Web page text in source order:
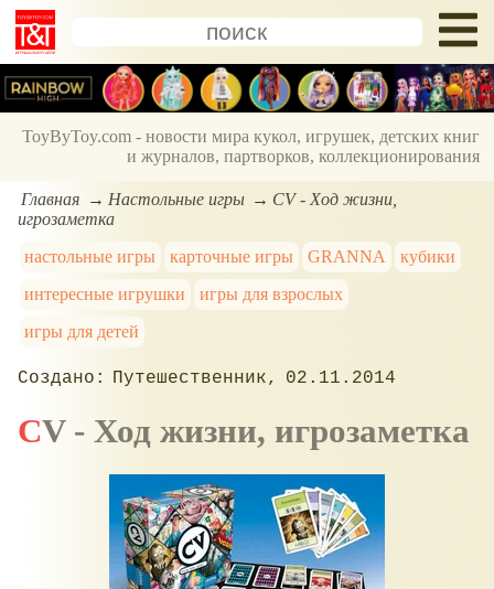
ToyByToy.com - новости мира кукол, игрушек, детских книг
и журналов, партворков, коллекционирования
Главная Настольные игры
CV - Ход жизни,
игрозаметка
настольные игры
карточные игры GRANNA
кубики
интересные игрушки
игры для взрослых
игры для детей
Путешественник 02.11.2014
CV - Ход жизни, игрозаметка